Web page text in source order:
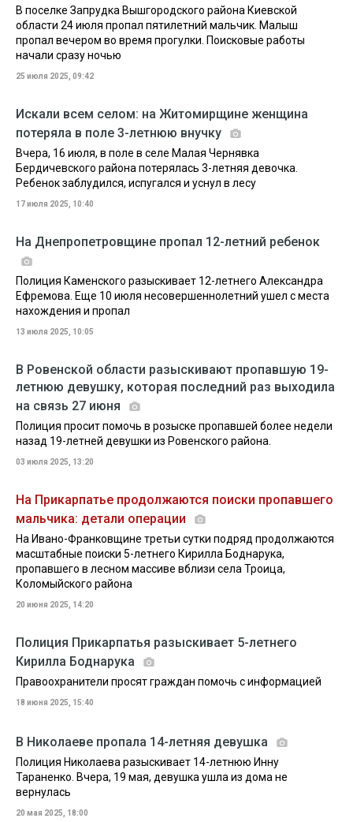
В поселке Запрудка Вышгородского района Киевской
области 24 июля пропал пятилетний мальчик. Малыш
пропал вечером во время прогулки. Поисковые работы
начали сразу ночью
25 июля 2025, 09:42
Искали всем селом: на Житомирщине женщина
потеряла в поле 3-летнюю внучку
Вчера, 16 июля, в поле в селе Малая Чернявка
Бердичевского района потерялась 3-летняя девочка.
Ребенок заблудился, испугался и уснул в лесу
17 июля 2025, 10:40
На Днепропетровщине пропал 12-летний ребенок
Полиция Каменского разыскивает 12-летнего Александра
Ефремова. Еще 10 июля несовершеннолетний ушел с места
нахождения и пропал
13 июля 2025, 10:05
В Ровенской области разыскивают пропавшую 19-
летнюю девушку, которая последний раз выходила
на связь 27 июня
Полиция просит помочь в розыске пропавшей более недели
назад 19-летней девушки из Ровенского района.
03 июля 2025, 13:20
На Прикарпатье продолжаются поиски пропавшего
мальчика: детали операции
На Ивано-Франковщине третьи сутки подряд продолжаются
масштабные поиски 5-летнего Кирилла Боднарука,
пропавшего в лесном массиве вблизи села Троица,
Коломыйского района
20 июня 2025, 14:20
Полиция Прикарпатья разыскивает 5-летнего
Кирилла Боднарука
Правоохранители просят граждан помочь с информацией
18 июня 2025, 15:40
В Николаеве пропала 14-летняя девушка
Полиция Николаева разыскивает 14-летнюю Инну
Тараненко. Вчера, 19 мая, девушка ушла из дома не
вернулась
20 мая 2025, 18:00